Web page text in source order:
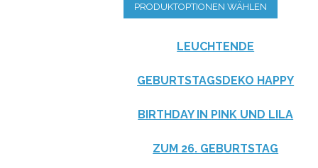
PRODUKTOPTIONEN WÄHLEN
LEUCHTENDE
GEBURTSTAGSDEKO HAPPY
BIRTHDAY IN PINK UND LILA
ZUM 26. GEBURTSTAG